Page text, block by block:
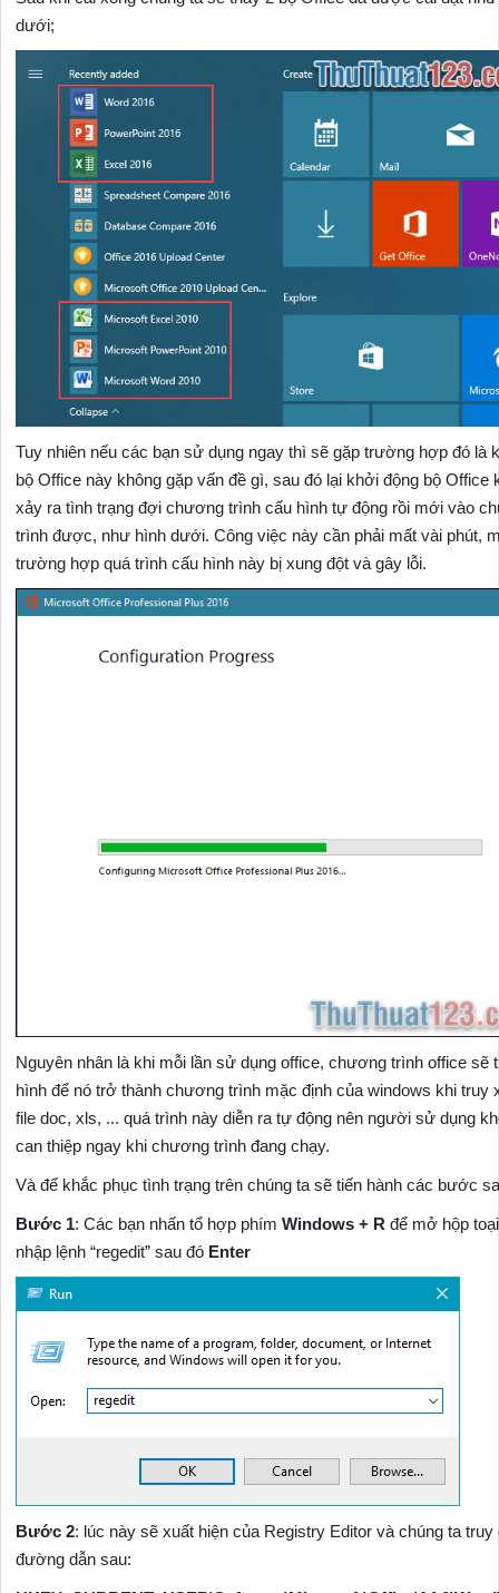
dưới;
Tuy nhiên nếu các bạn sử dụng ngay thì sẽ gặp trường hợp đó là
bộ Office này không gặp vấn đề gì, sau đó lại khởi động bộ Office
xảy ra tình trạng đợi chương trình cấu hình tự động rồi mới vào
trình được, như hình dưới. Công việc này cần phải mất vài phút,
trường hợp quá trình cấu hình này bị xung đột và gây lỗi.
Nguyên nhân là khi mỗi lần sử dụng office, chương trình office sẽ
hình để nó trở thành chương trình mặc định của windows khi truy
file doc, xls, ... quá trình này diễn ra tự động nên người sử dụng
can thiệp ngay khi chương trình đang chạy.
Và để khắc phục tình trạng trên chúng ta sẽ tiến hành các bước
Bước 1: Các bạn nhấn tổ hợp phímWindows + Rđể mở hộp
nhập lệnh “regedit” sau đó Enter
Bước 2: lúc này sẽ xuất hiện của Registry Editor và chúng ta truy
đường dẫn sau: